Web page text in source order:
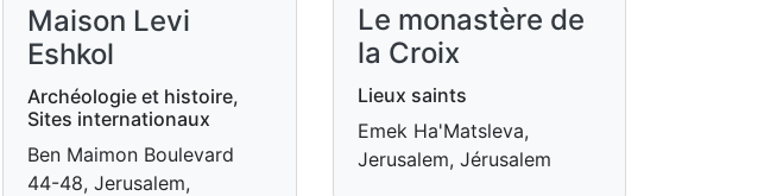
Maison Levi
Eshkol
Archéologie et histoire,
Sites internationaux
Ben Maimon Boulevard
44-48, Jerusalem,
Le monastère de
la Croix
Lieux saints
Emek Ha'Matsleva,
Jerusalem, Jérusalem